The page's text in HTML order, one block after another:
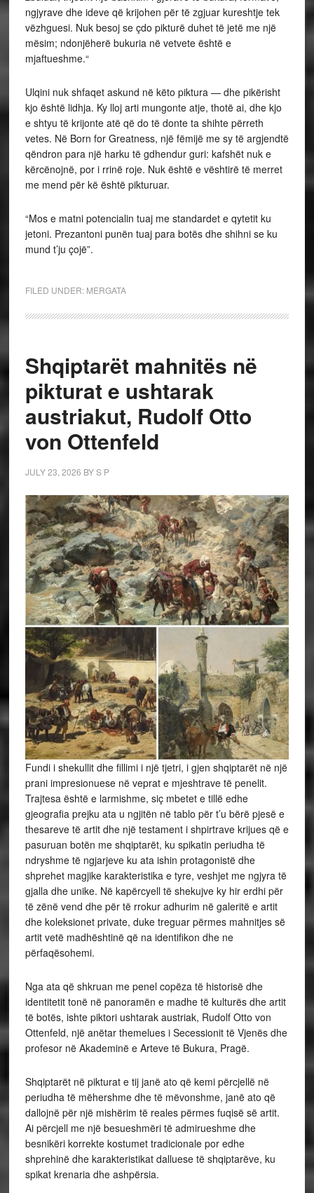
ngjyrave dhe ideve që krijohen për të zgjuar kureshtje tek
vëzhguesi. Nuk besoj se çdo pikturë duhet të jetë me një
mësim; ndonjëherë bukuria në vetvete është e
mjaftueshme.“
Ulqini nuk shfaqet askund në këto piktura — dhe pikërisht
kjo është lidhja. Ky lloj arti mungonte atje, thotë ai, dhe kjo
e shtyu të krijonte atë që do të donte ta shihte përreth
vetes. Në Born for Greatness, një fëmijë me sy të argjendtë
qëndron para një harku të gdhendur guri: kafshët nuk e
kërcënojnë, por i rrinë roje. Nuk është e vështirë të merret
me mend për kë është pikturuar.
“Mos e matni potencialin tuaj me standardet e qytetit ku
jetoni. Prezantoni punën tuaj para botës dhe shihni se ku
mund t’ju çojë”.
FILED UNDER: MERGATA
Shqiptarët mahnitës në
pikturat e ushtarak
austriakut, Rudolf Otto
von Ottenfeld
JULY 23, 2026 BYS P
Fundi i shekullit dhe fillimi i një tjetri, i gjen shqiptarët në një
prani impresionuese në veprat e mjeshtrave të penelit.
Trajtesa është e larmishme, siç mbetet e tillë edhe
gjeografia prejku ata u ngjitën në tablo për t’u bërë pjesë e
thesareve të artit dhe një testament i shpirtrave krijues që e
pasuruan botën me shqiptarët, ku spikatin periudha të
ndryshme të ngjarjeve ku ata ishin protagonistë dhe
shprehet magjike karakteristika e tyre, veshjet me ngjyra të
gjalla dhe unike. Në kapërcyell të shekujve ky hir erdhi për
të zënë vend dhe për të rrokur adhurim në galeritë e artit
dhe koleksionet private, duke treguar përmes mahnitjes së
artit vetë madhështinë që na identifikon dhe ne
përfaqësohemi.
Nga ata që shkruan me penel copëza të historisë dhe
identitetit tonë në panoramën e madhe të kulturës dhe artit
të botës, ishte piktori ushtarak austriak, Rudolf Otto von
Ottenfeld, një anëtar themelues i Secessionit të Vjenës dhe
profesor në Akademinë e Arteve të Bukura, Pragë.
Shqiptarët në pikturat e tij janë ato që kemi përcjellë në
periudha të mëhershme dhe të mëvonshme, janë ato që
dallojnë për një mishërim të reales përmes fuqisë së artit.
Ai përcjell me një besueshmëri të admirueshme dhe
besnikëri korrekte kostumet tradicionale por edhe
shprehinë dhe karakteristikat dalluese të shqiptarëve, ku
spikat krenaria dhe ashpërsia.